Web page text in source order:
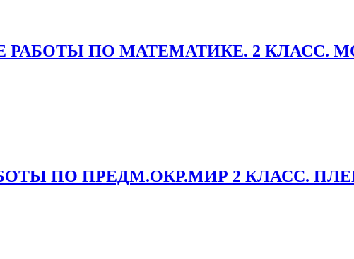
РАБОТЫ ПО МАТЕМАТИКЕ. 2 КЛАСС.
ПО ПРЕДМ.ОКР.МИР 2 КЛАСС.